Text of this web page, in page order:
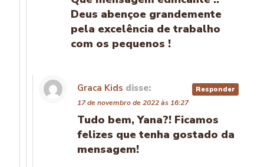
Deus abençoe grandemente
pela excelência de trabalho
com os pequenos !
Graca Kids disse:
17 de novembro de 2022 às 16:27
Tudo bem, Yana?! Ficamos
felizes que tenha gostado da
mensagem!
Responder